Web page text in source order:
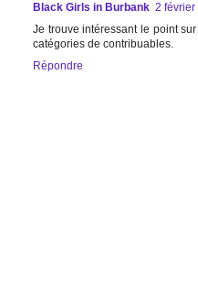
Black Girls in Burbank 2 février
Je trouve intéressant le point
catégories de contribuables.
Répondre